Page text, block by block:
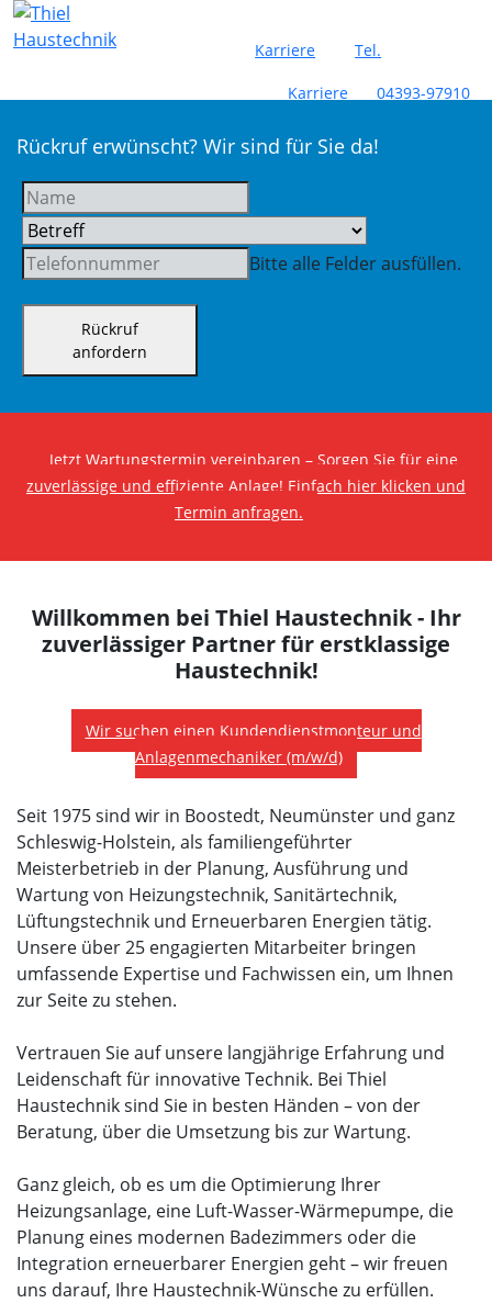
Karriere Tel.
Karriere 04393-97910
Rückruf erwünscht? Wir sind für Sie da!
Bitte alle Felder ausfüllen.
Rückruf
anfordern
Jetzt Wartungstermin vereinbaren – Sorgen Sie für eine
zuverlässige und effiziente Anlage! Einfach hier klicken und
Termin anfragen.
Willkommen bei Thiel Haustechnik - Ihr
zuverlässiger Partner für erstklassige
Haustechnik!
Wir suchen einen Kundendienstmonteur und
Anlagenmechaniker (m/w/d)
Seit 1975 sind wir in Boostedt, Neumünster und ganz
Schleswig-Holstein, als familiengeführter
Meisterbetrieb in der Planung, Ausführung und
Wartung von Heizungstechnik, Sanitärtechnik,
Lüftungstechnik und Erneuerbaren Energien tätig.
Unsere über 25 engagierten Mitarbeiter bringen
umfassende Expertise und Fachwissen ein, um Ihnen
zur Seite zu stehen.
Vertrauen Sie auf unsere langjährige Erfahrung und
Leidenschaft für innovative Technik. Bei Thiel
Haustechnik sind Sie in besten Händen – von der
Beratung, über die Umsetzung bis zur Wartung.
Ganz gleich, ob es um die Optimierung Ihrer
Heizungsanlage, eine Luft-Wasser-Wärmepumpe, die
Planung eines modernen Badezimmers oder die
Integration erneuerbarer Energien geht – wir freuen
uns darauf, Ihre Haustechnik-Wünsche zu erfüllen.